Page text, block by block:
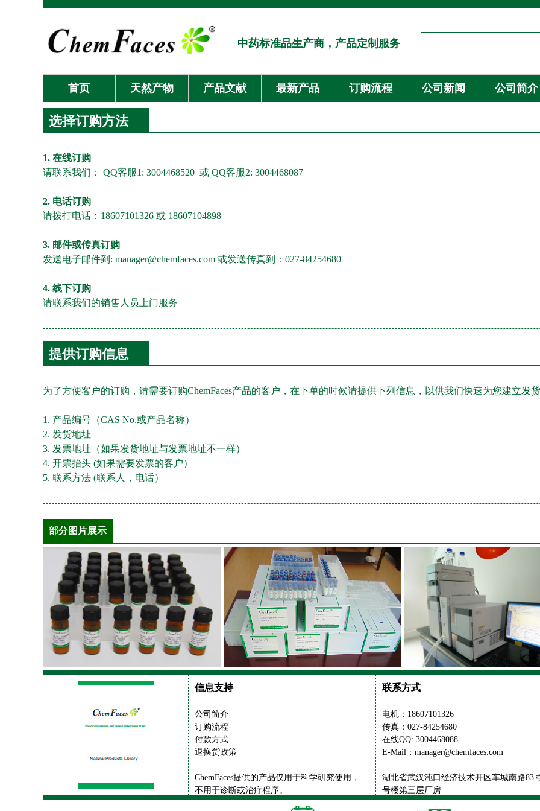
中药标准品生产商，产品定制服务
首页 天然产物 产品文献 最新产品 订购流程 公司新闻 公司简介
选择订购方法
1. 在线订购
请联系我们： QQ客服1: 3004468520 或 QQ客服2: 3004468087
2. 电话订购
请拨打电话：18607101326 或 18607104898
3. 邮件或传真订购
发送电子邮件到: manager@chemfaces.com 或发送传真到：027-84254680
4. 线下订购
请联系我们的销售人员上门服务
提供订购信息
为了方便客户的订购，请需要订购ChemFaces产品的客户，在下单的时候请提供下列信息，以供我们快速为您建立发
1. 产品编号（CAS No.或产品名称）
2. 发货地址
3. 发票地址（如果发货地址与发票地址不一样）
4. 开票抬头 (如果需要发票的客户）
5. 联系方法 (联系人，电话）
部分图片展示
信息支持
公司简介
订购流程
付款方式
退换货政策
ChemFaces提供的产品仅用于科学研究使用，
不用于诊断或治疗程序。
联系方式
电机：18607101326
传真：027-84254680
在线QQ: 3004468088
E-Mail：manager@chemfaces.com
湖北省武汉沌口经济技术开区车城南路83
号楼第三层厂房